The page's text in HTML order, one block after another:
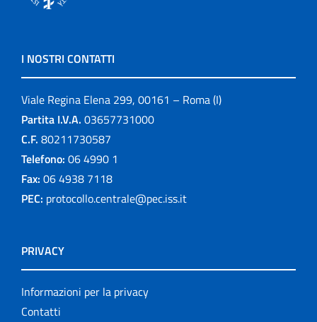
I NOSTRI CONTATTI
Viale Regina Elena 299, 00161 – Roma (I)
Partita I.V.A. 03657731000
C.F. 80211730587
Telefono: 06 4990 1
Fax: 06 4938 7118
PEC: protocollo.centrale@pec.iss.it
PRIVACY
Informazioni per la privacy
Contatti